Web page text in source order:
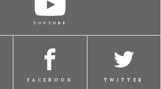
YOUTUBE
FACEBOOK TWITTER